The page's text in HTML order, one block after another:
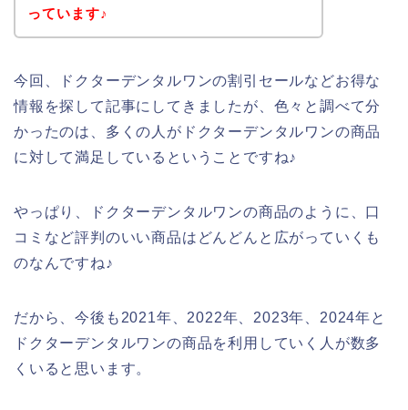
っています♪
今回、ドクターデンタルワンの割引セールなどお得な
情報を探して記事にしてきましたが、色々と調べて分
かったのは、多くの人がドクターデンタルワンの商品
に対して満足しているということですね♪
やっぱり、ドクターデンタルワンの商品のように、口
コミなど評判のいい商品はどんどんと広がっていくも
のなんですね♪
だから、今後も2021年、2022年、2023年、2024年と
ドクターデンタルワンの商品を利用していく人が数多
くいると思います。